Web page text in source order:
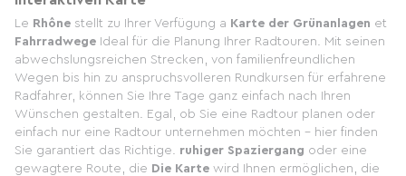
Le Rhône stellt zu Ihrer Verfügung a Karte der Grünanlagen et
Fahrradwege Ideal für die Planung Ihrer Radtouren. Mit seinen
abwechslungsreichen Strecken, von familienfreundlichen
Wegen bis hin zu anspruchsvolleren Rundkursen für erfahrene
Radfahrer, können Sie Ihre Tage ganz einfach nach Ihren
Wünschen gestalten. Egal, ob Sie eine Radtour planen oder
einfach nur eine Radtour unternehmen möchten – hier finden
Sie garantiert das Richtige. ruhiger Spaziergang oder eine
gewagtere Route, die Die Karte wird Ihnen ermöglichen, die